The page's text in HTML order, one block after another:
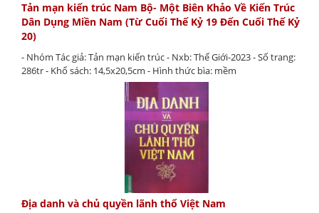
Tản mạn kiến trúc Nam Bộ- Một Biên Khảo Về Kiến Trúc
Dân Dụng Miền Nam (Từ Cuối Thế Kỷ 19 Đến Cuối Thế Kỷ
20)
- Nhóm Tác giả: Tản mạn kiến trúc - Nxb: Thế Giới-2023 - Số trang:
286tr - Khổ sách: 14,5x20,5cm - Hình thức bìa: mềm
Địa danh và chủ quyền lãnh thổ Việt Nam